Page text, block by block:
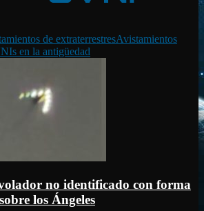
de extraterrestresAvistamientos
en la antigüedad
no identificado con forma
los Ángeles